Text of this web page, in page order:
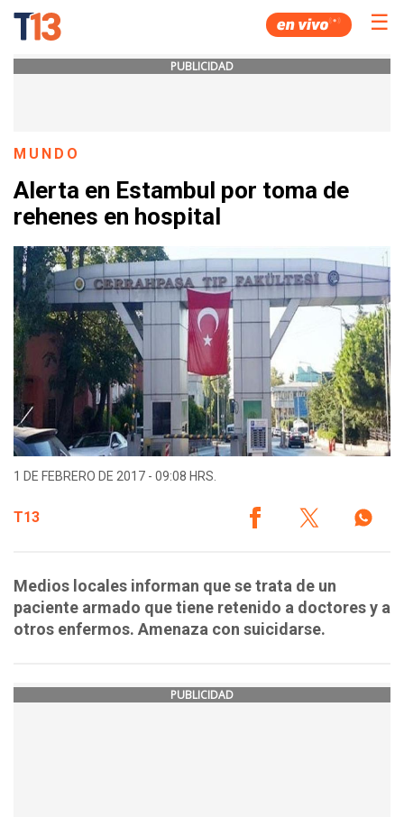
☰
PUBLICIDAD
MUNDO
Alerta en Estambul por toma de
rehenes en hospital
1 DE FEBRERO DE 2017 - 09:08 HRS.
T13
Medios locales informan que se trata de un
paciente armado que tiene retenido a doctores y a
otros enfermos. Amenaza con suicidarse.
PUBLICIDAD